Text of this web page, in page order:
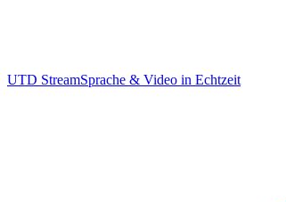
UTD StreamSprache & Video in Echtzeit